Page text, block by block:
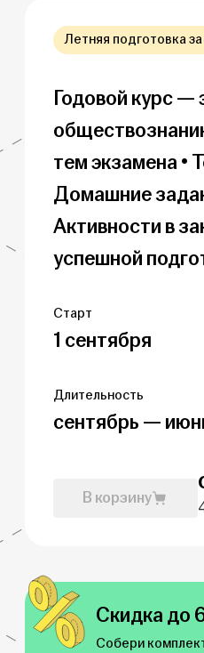
Летняя подготовка за
Годовой курс —
тем экзамена •
Домашние
Активности в
успешной
Старт
1 сентября
Длительность
сентябрь —
В корзину
Скидка до
Собери